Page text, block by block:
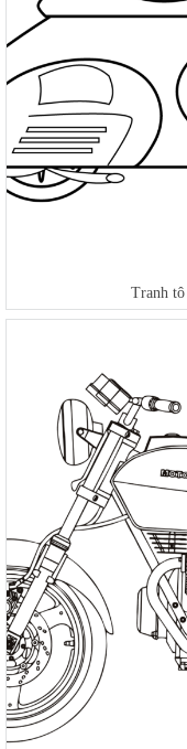
Tranh tô